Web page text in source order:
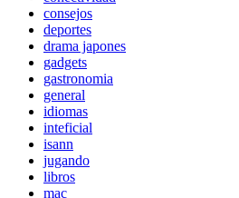
consejos
deportes
drama japones
gadgets
gastronomia
general
idiomas
inteficial
isann
jugando
libros
mac